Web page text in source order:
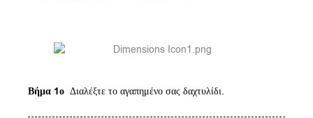
Βήμα 1ο Διαλέξτε το αγαπημένο σας δαχτυλίδι.